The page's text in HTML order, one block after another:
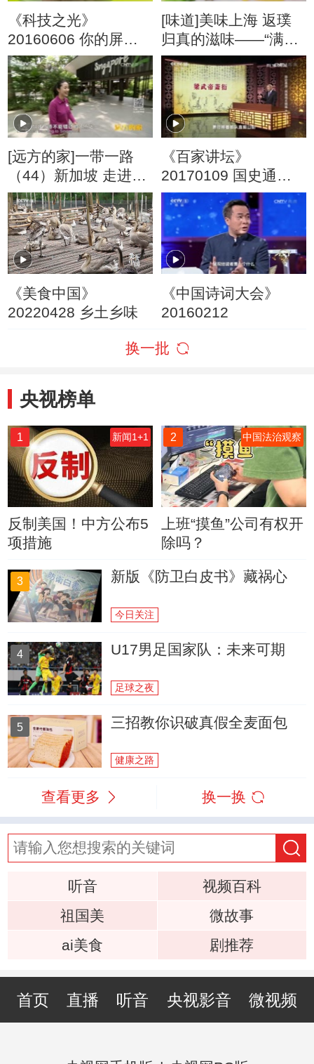
《科技之光》
20160606 你的屏幕
选对了吗
[味道]美味上海 返璞
归真的滋味——“满城
尽带黄金甲”
[远方的家]一带一路
（44）新加坡 走进新
加坡动物园
《百家讲坛》
20170109 国史通鉴•
两晋南北朝篇（19）
南朝旧事
《美食中国》
20220428 乡土乡味
《中国诗词大会》
20160212
换一批
央视榜单
1 新闻1+1
反制美国！中方公布5
项措施
2 中国法治观察
上班“摸鱼”公司有权开
除吗？
3 新版《防卫白皮书》藏祸心
今日关注
4 U17男足国家队：未来可期
足球之夜
5 三招教你识破真假全麦面包
健康之路
查看更多 换一换
听音
视频百科
祖国美
微故事
ai美食
剧推荐
首页 直播 听音 央视影音 微视频